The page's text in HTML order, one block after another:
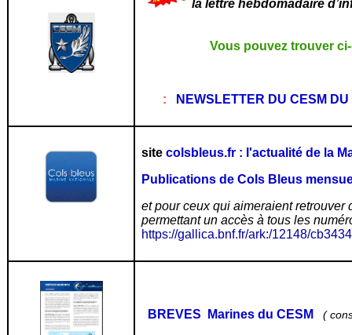
la lettre hebdomadaire
Vous pouvez trouver
: NEWSLETTER DU CESM
sitecolsbleus.fr : l'actualité de la
Publications deCols Bleus
et pour ceux qui aimeraient retrouver
permettant un accès à tous les
https://gallica.bnf.fr/ark:/12148/
BREVES Marines du CESM (